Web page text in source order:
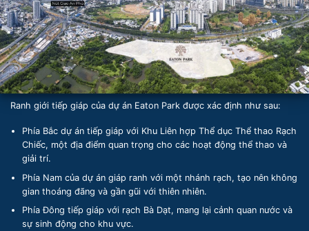
Ranh giới tiếp giáp của dự án Eaton Park được xác định như sau:
Phía Bắc dự án tiếp giáp với Khu Liên hợp Thể dục Thể thao Rạch
Chiếc, một địa điểm quan trọng cho các hoạt động thể thao và
giải trí.
Phía Nam của dự án giáp ranh với một nhánh rạch, tạo nên không
gian thoáng đãng và gần gũi với thiên nhiên.
Phía Đông tiếp giáp với rạch Bà Dạt, mang lại cảnh quan nước và
sự sinh động cho khu vực.